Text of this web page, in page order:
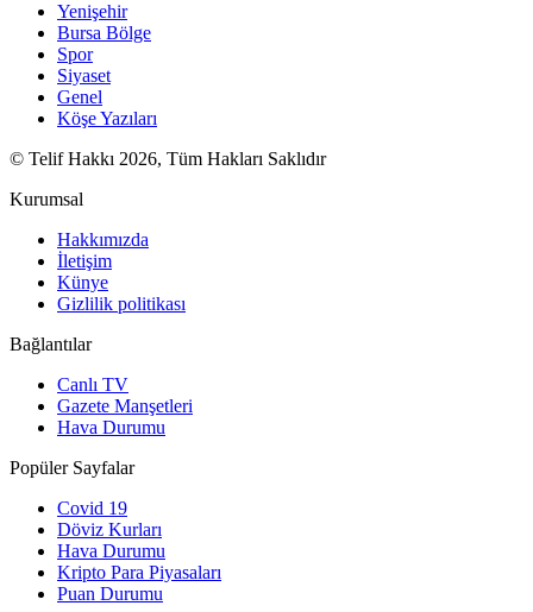
Yenişehir
Bursa Bölge
Spor
Siyaset
Genel
Köşe Yazıları
© Telif Hakkı 2026, Tüm Hakları Saklıdır
Kurumsal
Hakkımızda
İletişim
Künye
Gizlilik politikası
Bağlantılar
Canlı TV
Gazete Manşetleri
Hava Durumu
Popüler Sayfalar
Covid 19
Döviz Kurları
Hava Durumu
Kripto Para Piyasaları
Puan Durumu